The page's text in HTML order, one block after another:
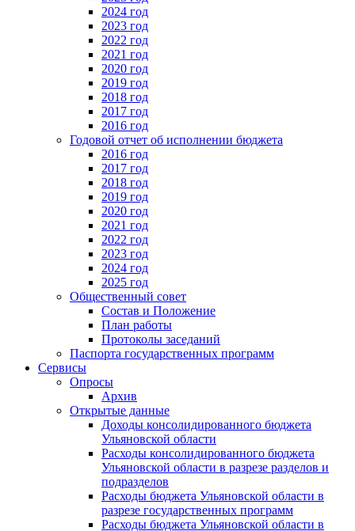
2024 год
2023 год
2022 год
2021 год
2020 год
2019 год
2018 год
2017 год
2016 год
Годовой отчет об исполнении бюджета
2016 год
2017 год
2018 год
2019 год
2020 год
2021 год
2022 год
2023 год
2024 год
2025 год
Общественный совет
Состав и Положение
План работы
Протоколы заседаний
Паспорта государственных программ
Сервисы
Опросы
Архив
Открытые данные
Доходы консолидированного бюджета
Ульяновской области
Расходы консолидированного бюджета
Ульяновской области в разрезе разделов и
подразделов
Расходы бюджета Ульяновской области в
разрезе государственных программ
Расходы бюджета Ульяновской области в